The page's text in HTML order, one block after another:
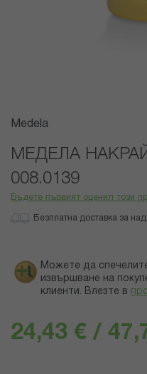
Преминете
началото
галерия
със
Medela
МЕДЕЛА
008.0139
Бъдете първият оценил този
Безплатна доставка за
Можете да
извършване на
клиенти. Влезте в
24,43 € /